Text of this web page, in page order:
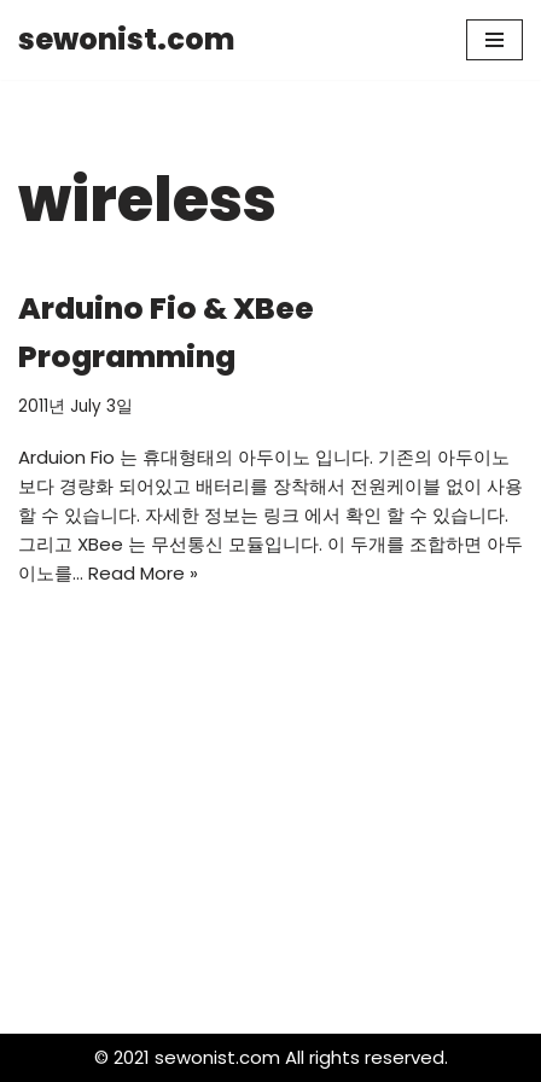
sewonist.com
wireless
Arduino Fio & XBee
Programming
2011년 July 3일
Arduion Fio 는 휴대형태의 아두이노 입니다. 기존의 아두이노
보다 경량화 되어있고 배터리를 장착해서 전원케이블 없이 사용
할 수 있습니다. 자세한 정보는 링크 에서 확인 할 수 있습니다.
그리고 XBee 는 무선통신 모듈입니다. 이 두개를 조합하면 아두
이노를… Read More »
© 2021 sewonist.com All rights reserved.